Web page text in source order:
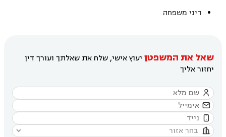
דיני משפחה
שאל את המשפטן יעוץ אישי, שלח את שאלתך ועורך דין
יחזור אליך



